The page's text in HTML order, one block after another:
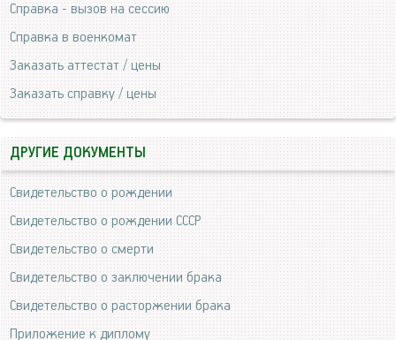
Справка - вызов на сессию
Справка в военкомат
Заказать аттестат / цены
Заказать справку / цены
ДРУГИЕ ДОКУМЕНТЫ
Свидетельство о рождении
Свидетельство о рождении СССР
Свидетельство о смерти
Свидетельство о заключении брака
Свидетельство о расторжении брака
Приложение к диплому